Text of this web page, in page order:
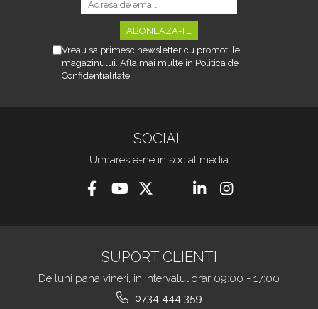
Vreau sa primesc newsletter cu promotiile
magazinului. Afla mai multe in Politica de
Confidentialitate
SOCIAL
Urmareste-ne in social media
SUPORT CLIENTI
De luni pana vineri, in intervalul orar 09:00 - 17:00
0734 444 359